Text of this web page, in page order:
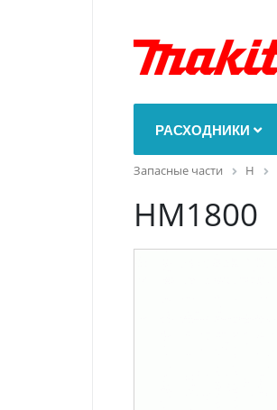
РАСХОДНИКИ
Запасные части H
HM1800